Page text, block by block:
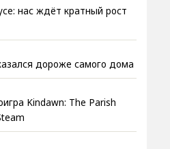
нас ждёт кратный рост
дороже самого дома
Kindawn: The Parish